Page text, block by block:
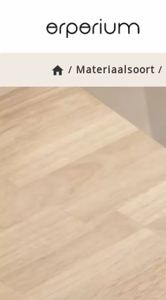
Home
/ Materiaalsoort /